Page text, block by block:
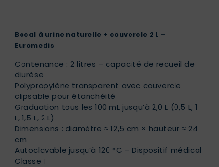
Bocal à urine naturelle + couvercle 2 L –
Euromedis
Contenance : 2 litres – capacité de recueil de
diurèse
Polypropylène transparent avec couvercle
clipsable pour étanchéité
Graduation tous les 100 mL jusqu’à 2,0 L (0,5 L, 1
L, 1,5 L, 2 L)
Dimensions : diamètre ≈ 12,5 cm × hauteur ≈ 24
cm
Autoclavable jusqu’à 120 °C – Dispositif médical
Classe I